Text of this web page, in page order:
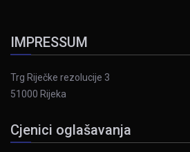
IMPRESSUM
Trg Riječke rezolucije 3
51000 Rijeka
Cjenici oglašavanja